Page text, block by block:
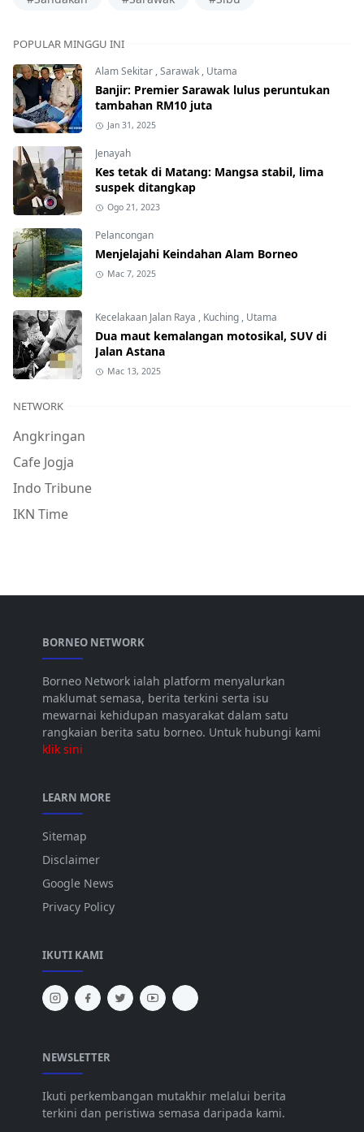
POPULAR MINGGU INI
Alam Sekitar,Sarawak, Utama
Banjir: Premier Sarawak lulus peruntukan
tambahan RM10 juta
Jan 31, 2025
Jenayah
Kes tetak di Matang: Mangsa stabil, lima
suspek ditangkap
Ogo 21, 2023
Pelancongan
Menjelajahi Keindahan Alam Borneo
Mac 7, 2025
Kecelakaan Jalan Raya , Kuching, Utama
Dua maut kemalangan motosikal, SUV di
Jalan Astana
Mac 13, 2025
NETWORK
Angkringan
Cafe Jogja
Indo Tribune
IKN Time
BORNEO NETWORK
Borneo Network ialah platform menyalurkan
maklumat semasa, berita terkini serta isu
mewarnai kehidupan masyarakat dalam satu
rangkaian berita satu borneo. Untuk hubungi kami
klik sini
LEARN MORE
Sitemap
Disclaimer
Google News
Privacy Policy
IKUTI KAMI
NEWSLETTER
Ikuti perkembangan mutakhir melalui berita
terkini dan peristiwa semasa daripada kami.